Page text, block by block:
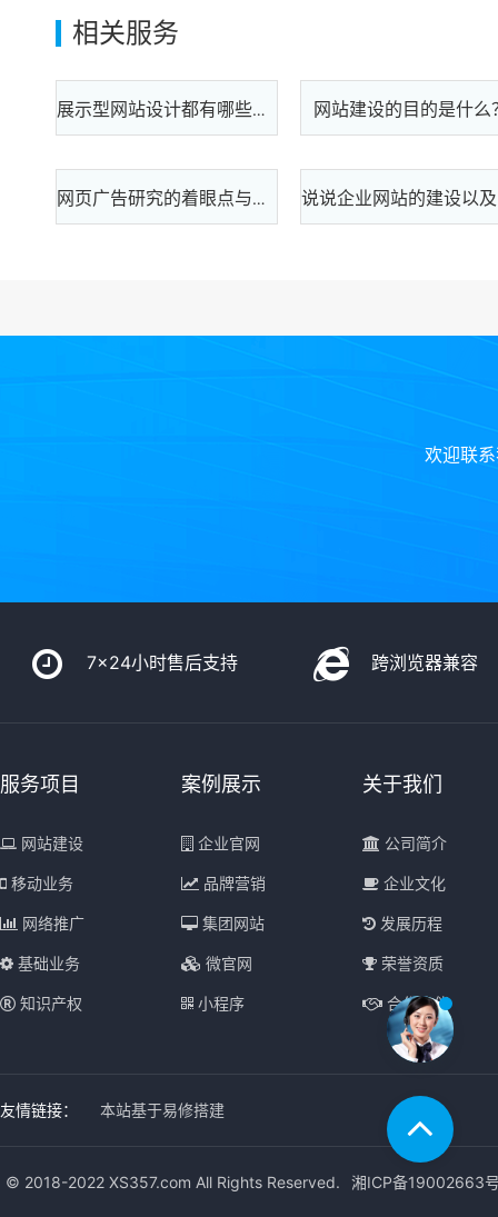
相关服务
展示型网站设计都有哪些方式 网站建设的目的是什么
网页广告研究的着眼点与要素
欢迎联
7x24小时售后支持 跨浏览器兼容
服务项目
网站建设
移动业务
网络推广
基础业务
知识产权
案例展示
企业官网
品牌营销
集团网站
微官网
小程序
关于我们
公司简介
企业文化
发展历程
荣誉资质
合作伙伴
友情链接： 本站基于易修搭建
© 2018-2022 XS357.com All Rights Reserved. 湘ICP备19002663